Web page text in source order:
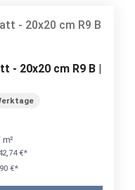
- 20x20 cm R9 B |
m²
€*
€*